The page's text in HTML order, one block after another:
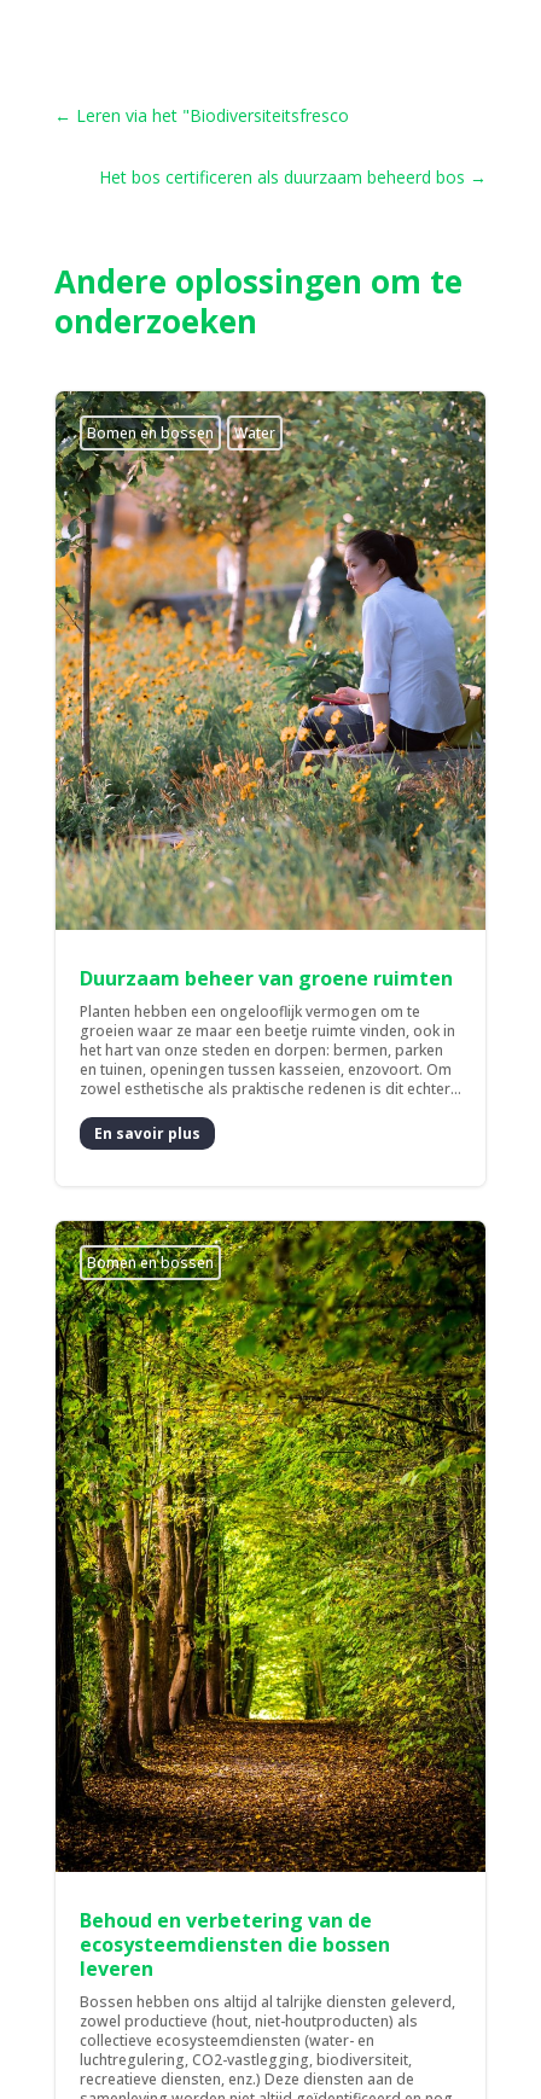
← Leren via het "Biodiversiteitsfresco
Het bos certificeren als duurzaam beheerd bos →
Andere oplossingen om te
onderzoeken
Bomen en bossen Water
Duurzaam beheer van groene ruimten
Planten hebben een ongelooflijk vermogen om te
groeien waar ze maar een beetje ruimte vinden, ook in
het hart van onze steden en dorpen: bermen, parken
en tuinen, openingen tussen kasseien, enzovoort. Om
zowel esthetische als praktische redenen is dit echter...
En savoir plus
Bomen en bossen
Behoud en verbetering van de
ecosysteemdiensten die bossen
leveren
Bossen hebben ons altijd al talrijke diensten geleverd,
zowel productieve (hout, niet-houtproducten) als
collectieve ecosysteemdiensten (water- en
luchtregulering, CO2-vastlegging, biodiversiteit,
recreatieve diensten, enz.) Deze diensten aan de